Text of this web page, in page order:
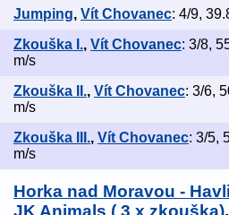
Jumping, Vít Chovanec: 4/9,
Zkouška I., Vít Chovanec: 3/8,
m/s
Zkouška II., Vít Chovanec: 3/6,
m/s
Zkouška III., Vít Chovanec: 3/5,
m/s
Horka nad Moravou -
JK Animals ( 3 x zkouška)